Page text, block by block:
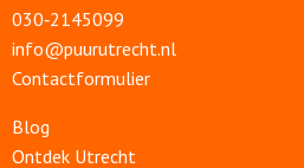
030‑2145099
info@puurutrecht.nl
Contactformulier
Blog
Ontdek Utrecht